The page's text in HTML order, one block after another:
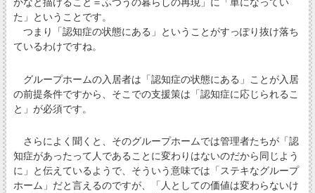
かなと描けること＝ふつうの暮らしの再現」に「単になってい
た」ということです。
つまり「認知症の状態にある」ということがすっぽり抜け落ち
ているわけですね。
グループホームの入居者は「認知症の状態にある」ことが入居
の前提条件ですから、そこでの支援策は「認知症に応じられるこ
と」が必須です。
さらによく聞くと、そのグループホームでは管理者たちが「認
知症があったって人であることに変わりはないのだから同じよう
に」と伝えているようで、そういう意味では「ステキなグループ
ホーム」だと言えるのですが、「人としての価値は変わらないけ